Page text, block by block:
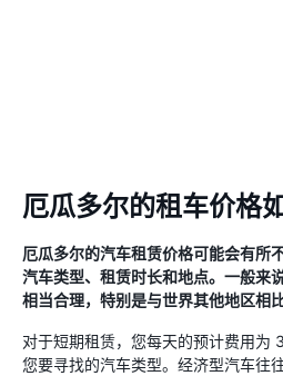
厄瓜多尔的租车价格
厄瓜多尔的汽车租赁价格可能会有所
汽车类型、租赁时长和地点。一般来
相当合理，特别是与世界其他地区相比
对于短期租赁，您每天的预计费用为
您要寻找的汽车类型。经济型汽车往